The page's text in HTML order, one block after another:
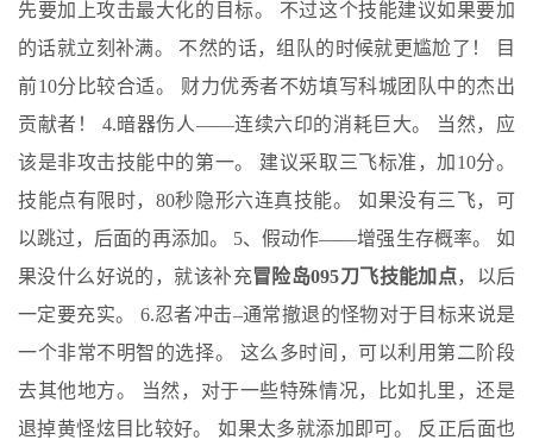
先要加上攻击最大化的目标。 不过这个技能建议如果要加
的话就立刻补满。 不然的话，组队的时候就更尴尬了！ 目
前10分比较合适。 财力优秀者不妨填写科城团队中的杰出
贡献者！ 4.暗器伤人——连续六印的消耗巨大。 当然，应
该是非攻击技能中的第一。 建议采取三飞标准，加10分。
技能点有限时，80秒隐形六连真技能。 如果没有三飞，可
以跳过，后面的再添加。 5、假动作——增强生存概率。 如
果没什么好说的，就该补充冒险岛095刀飞技能加点，以后
一定要充实。 6.忍者冲击–通常撤退的怪物对于目标来说是
一个非常不明智的选择。 这么多时间，可以利用第二阶段
去其他地方。 当然，对于一些特殊情况，比如扎里，还是
退掉黄怪炫目比较好。 如果太多就添加即可。 反正后面也